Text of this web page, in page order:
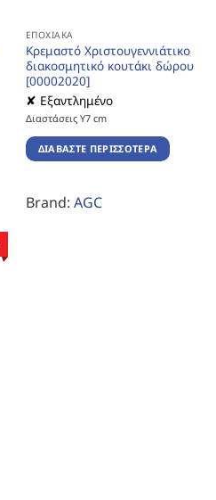
ΕΠΟΧΙΑΚΆ
Κρεμαστό Χριστουγεννιάτικο
διακοσμητικό κουτάκι δώρου
[00002020]
✘ Εξαντλημένο
Διαστάσεις Υ7 cm
ΔΙΑΒΆΣΤΕ ΠΕΡΙΣΣΌΤΕΡΑ
Brand: AGC